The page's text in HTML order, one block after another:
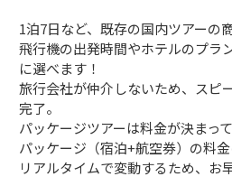
1泊7日など、既存の国内ツアーの
飛行機の出発時間やホテルのプラ
に選べます！
旅行会社が仲介しないため、スピ
完了。
パッケージツアーは料金が決まっ
パッケージ（宿泊+航空券）の料金
リアルタイムで変動するため、お